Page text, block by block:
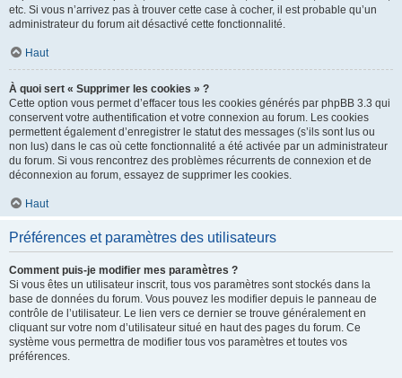
etc. Si vous n’arrivez pas à trouver cette case à cocher, il est probable qu’un
administrateur du forum ait désactivé cette fonctionnalité.
Haut
À quoi sert « Supprimer les cookies » ?
Cette option vous permet d’effacer tous les cookies générés par phpBB 3.3 qui
conservent votre authentification et votre connexion au forum. Les cookies
permettent également d’enregistrer le statut des messages (s’ils sont lus ou
non lus) dans le cas où cette fonctionnalité a été activée par un administrateur
du forum. Si vous rencontrez des problèmes récurrents de connexion et de
déconnexion au forum, essayez de supprimer les cookies.
Haut
Préférences et paramètres des utilisateurs
Comment puis-je modifier mes paramètres ?
Si vous êtes un utilisateur inscrit, tous vos paramètres sont stockés dans la
base de données du forum. Vous pouvez les modifier depuis le panneau de
contrôle de l’utilisateur. Le lien vers ce dernier se trouve généralement en
cliquant sur votre nom d’utilisateur situé en haut des pages du forum. Ce
système vous permettra de modifier tous vos paramètres et toutes vos
préférences.